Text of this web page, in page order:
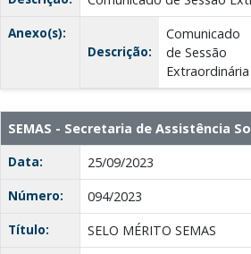
Anexo(s):
Descrição:
Comunicado
de Sessão
Extraordinária
SEMAS - Secretaria de Assistência
Data:
25/09/2023
Número:
094/2023
Título:
SELO MÉRITO SEMAS